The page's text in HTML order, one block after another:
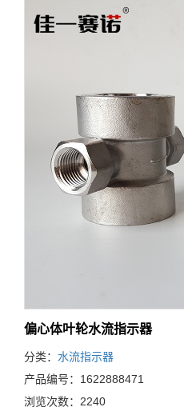
偏心体叶轮水流指示器
分类： 水流指示器
产品编号：1622888471
浏览次数：2240